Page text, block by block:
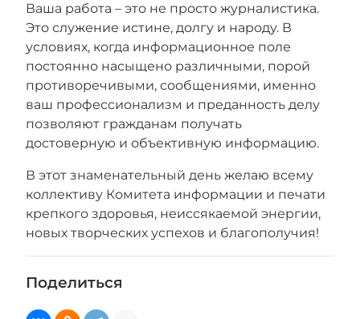
Ваша работа – это не просто журналистика.
Это служение истине, долгу и народу. В
условиях, когда информационное поле
постоянно насыщено различными, порой
противоречивыми, сообщениями, именно
ваш профессионализм и преданность делу
позволяют гражданам получать
достоверную и объективную информацию.
В этот знаменательный день желаю всему
коллективу Комитета информации и печати
крепкого здоровья, неиссякаемой энергии,
новых творческих успехов и благополучия!
Поделиться